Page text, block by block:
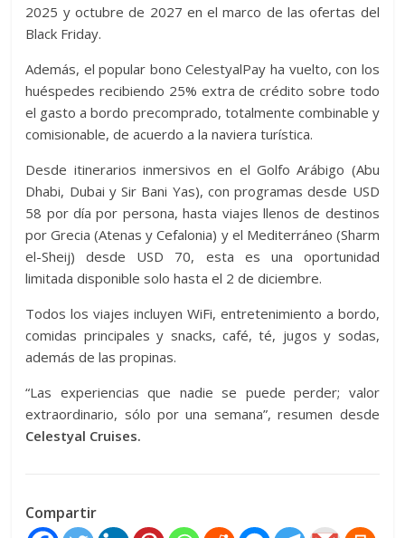
2025 y octubre de 2027 en el marco de las ofertas del
Black Friday.
Además, el popular bono CelestyalPay ha vuelto, con los
huéspedes recibiendo 25% extra de crédito sobre todo
el gasto a bordo precomprado, totalmente combinable y
comisionable, de acuerdo a la naviera turística.
Desde itinerarios inmersivos en el Golfo Arábigo (Abu
Dhabi, Dubai y Sir Bani Yas), con programas desde USD
58 por día por persona, hasta viajes llenos de destinos
por Grecia (Atenas y Cefalonia) y el Mediterráneo (Sharm
el-Sheij) desde USD 70, esta es una oportunidad
limitada disponible solo hasta el 2 de diciembre.
Todos los viajes incluyen WiFi, entretenimiento a bordo,
comidas principales y snacks, café, té, jugos y sodas,
además de las propinas.
“Las experiencias que nadie se puede perder; valor
extraordinario, sólo por una semana”, resumen desde
Celestyal Cruises.
Compartir